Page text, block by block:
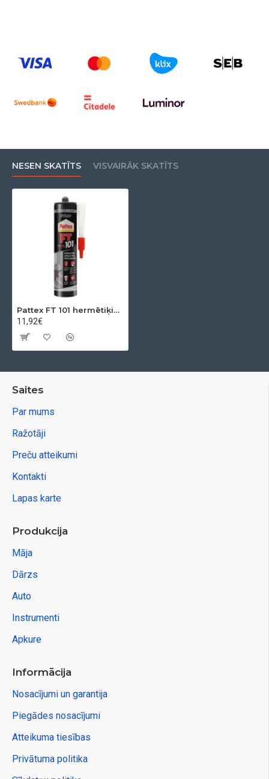
NESEN SKATĪTS VISVAIRĀK SKATĪTS
Pattex FT 101 hermētiķis, pelēks, 280 ml
11,92€
Saites
Par mums
Ražotāji
Preču atteikumi
Kontakti
Lapas karte
Produkcija
Māja
Dārzs
Auto
Instrumenti
Apkure
Informācija
Nosacījumi un garantija
Piegādes nosacījumi
Atteikuma tiesības
Privātuma politika